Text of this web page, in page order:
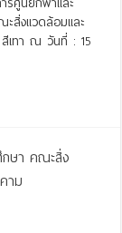
สิ่งแวดล้อมและ
เทา ณ วันที่ : 15
ษา คณะสิ่ง
าม